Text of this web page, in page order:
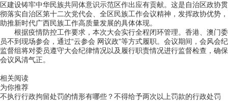
区建设铸牢中华民族共同体意识示范区作出应有贡献。这是自治区政协贯
彻落实自治区第十二次党代会、全区民族工作会议精神，发挥政协优势，
助推新时代广西民族工作高质量发展的具体体现。
根据疫情防控工作要求，本次大会实行全程闭环管理。香港、澳门委
员不到现场参会，通过“云参会 网议政”等方式履职。会议期间，会风会纪
监督组将对委员遵守大会纪律情况以及履行职责情况进行监督检查，确保
会议风清气正。
相关阅读
为你推荐
不执行行政拘留处罚的情形有哪些？不得给予两次以上罚款的行政处罚